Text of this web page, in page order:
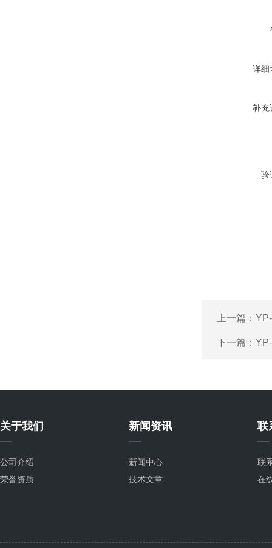
详细
补充
验
上一篇：
下一篇：
关于我们
公司介绍
荣誉资质
新闻资讯
新闻中心
技术文章
联
联
在